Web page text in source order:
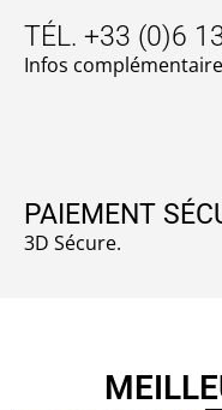
TÉL. +33 (0)6
Infos
PAIEMENT
3D Sécure.